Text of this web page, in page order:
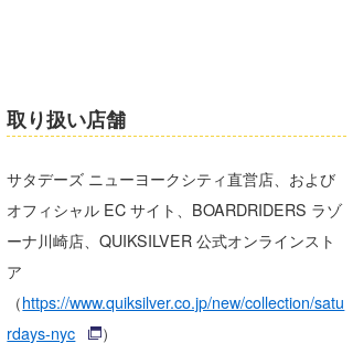
取り扱い店舗
サタデーズ ニューヨークシティ直営店、および
オフィシャル EC サイト、BOARDRIDERS ラゾ
ーナ川崎店、QUIKSILVER 公式オンラインスト
ア
（https://www.quiksilver.co.jp/new/collection/satu
rdays-nyc
）